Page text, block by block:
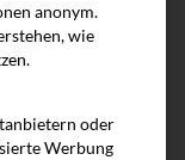
anonym.
wie
oder
Werbung